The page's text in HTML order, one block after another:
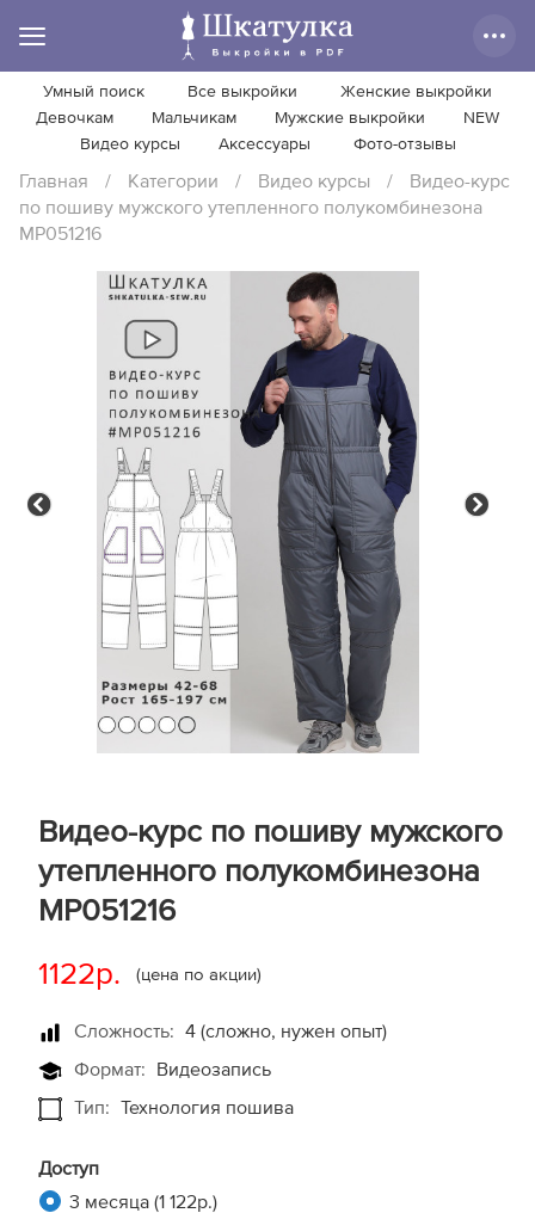
Умный поиск Все выкройки
Женские выкройки
Девочкам
Мальчикам Мужские выкройки
NEW
Видео курсы
Аксессуары Фото-отзывы
Главная / Категории / Видео курсы /
Видео-курс
по пошиву мужского утепленного полукомбинезона
MP051216
Previous
Видео-курс по пошиву мужского
утепленного полукомбинезона
MP051216
1122р. (цена по акции)
Сложность:
4 (сложно, нужен опыт)
Формат:
Видеозапись
Тип:
Технология пошива
Доступ
3 месяца (1 122р.)